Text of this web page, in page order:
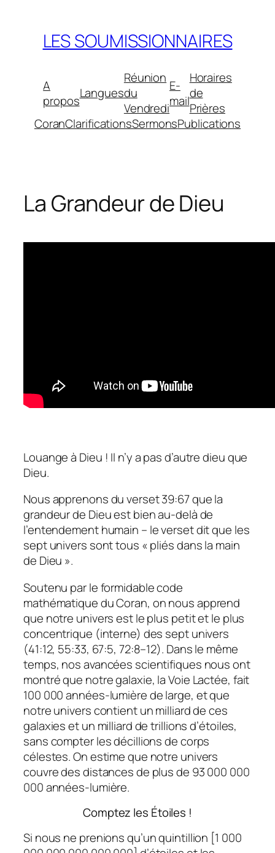
contenuLES SOUMISSIONNAIRES
A
proposLangues
Réunion
du
Vendredi
E-
mail
Horaires
de
Prières
CoranClarificationsSermonsPublications
La Grandeur de Dieu
Louange à Dieu ! Il n’y a pas d’autre dieu que
Dieu.
Nous apprenons du verset 39:67 que la
grandeur de Dieu est bien au-delà de
l’entendement humain – le verset dit que les
sept univers sont tous « pliés dans la main
de Dieu ».
Soutenu par le formidable code
mathématique du Coran, on nous apprend
que notre univers est le plus petit et le plus
concentrique (interne) des sept univers
(41:12, 55:33, 67:5, 72:8–12). Dans le même
temps, nos avancées scientifiques nous ont
montré que notre galaxie, la Voie Lactée, fait
100 000 années-lumière de large, et que
notre univers contient un milliard de ces
galaxies et un milliard de trillions d’étoiles,
sans compter les décillions de corps
célestes. On estime que notre univers
couvre des distances de plus de 93 000 000
000 années-lumière.
Comptez les Étoiles !
Si nous ne prenions qu’un quintillion [1 000